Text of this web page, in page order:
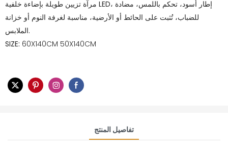
مرآة تزيين طويلة بإضاءة خلفية LED، إطار أسود، تحكم باللمس، مضادة
للضباب، تُثبت على الحائط أو الأرضية، مناسبة لغرفة النوم أو خزانة
الملابس.
SIZE: 60X140CM 50X140CM
تفاصيل المنتج